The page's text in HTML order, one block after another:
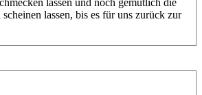
lassen und noch gemütlich die
lassen, bis es für uns zurück zur